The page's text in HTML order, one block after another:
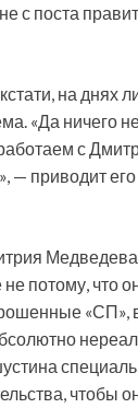
с поста
на днях
«Да ничего
с
— приводит его
Медведева
потому, что
«СП»,
чтобы